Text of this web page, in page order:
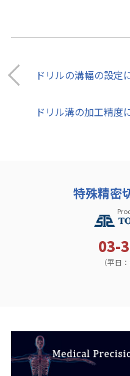
ドリルの溝幅の設定
ドリル溝の加工精度
特殊精密
03-
（平日